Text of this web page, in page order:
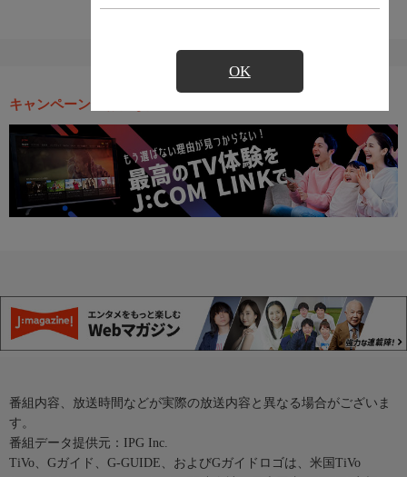
OK
キャンペーン・お得な情報
番組内容、放送時間などが実際の放送内容と異なる場合がございま
す。
番組データ提供元：IPG Inc.
TiVo、Gガイド、G-GUIDE、およびGガイドロゴは、米国TiVo